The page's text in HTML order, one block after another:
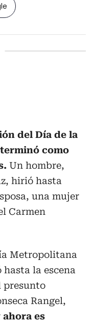
del Día de la
como
Un hombre,
hirió hasta
una mujer
Carmen
Metropolitana
la escena
presunto
Rangel,
es